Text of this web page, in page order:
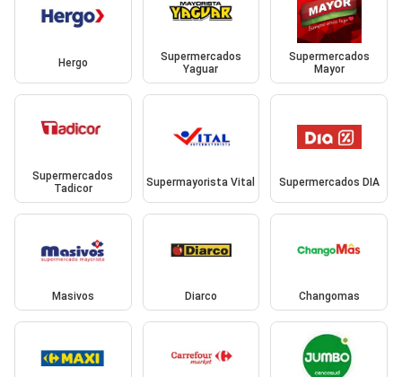
Hergo
Supermercados
Yaguar
Supermercados
Mayor
Supermercados
Tadicor
Supermayorista Vital Supermercados DIA
Masivos Diarco Changomas